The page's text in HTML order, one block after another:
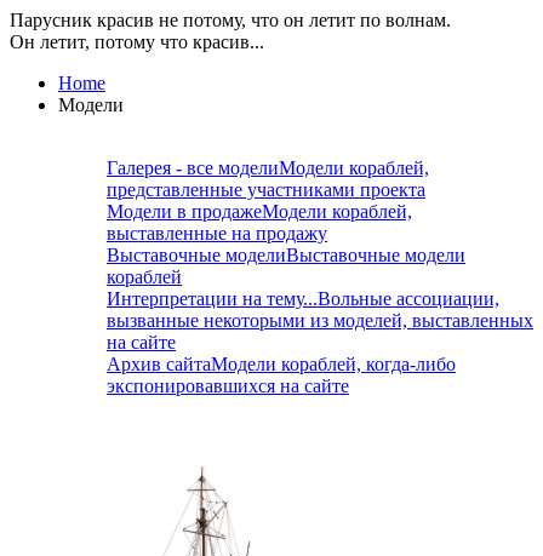
Парусник красив не потому, что он летит по волнам.
Он летит, потому что красив...
Home
Модели
Галерея - все моделиМодели кораблей,
представленные участниками проекта
Модели в продажеМодели кораблей,
выставленные на продажу
Выставочные моделиВыставочные модели
кораблей
Интерпретации на тему...Вольные ассоциации,
вызванные некоторыми из моделей, выставленных
на сайте
Архив сайтаМодели кораблей, когда-либо
экспонировавшихся на сайте